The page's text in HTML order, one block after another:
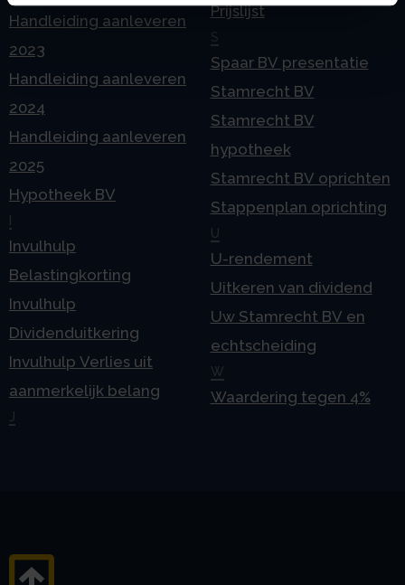
Handleiding aanleveren
2023
Handleiding aanleveren
2024
Handleiding aanleveren
2025
Hypotheek BV
Invulhulp
Belastingkorting
Invulhulp
Dividenduitkering
Invulhulp Verlies uit
aanmerkelijk belang
Prijslijst
S
Spaar BV presentatie
Stamrecht BV
Stamrecht BV
hypotheek
Stamrecht BV oprichten
Stappenplan oprichting
U
U-rendement
Uitkeren van dividend
Uw Stamrecht BV en
echtscheiding
W
Waardering tegen 4%